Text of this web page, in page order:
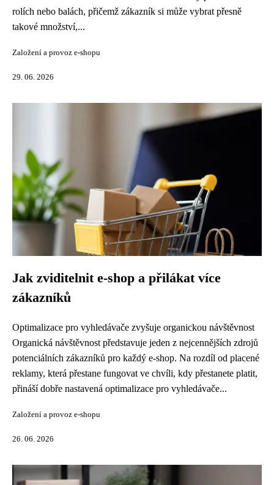
rolích nebo balách, přičemž zákazník si může vybrat přesně
takové množství,...
Založení a provoz e-shopu
29. 06. 2026
Jak zviditelnit e-shop a přilákat více
zákazníků
Optimalizace pro vyhledávače zvyšuje organickou návštěvnost
Organická návštěvnost představuje jeden z nejcennějších zdrojů
potenciálních zákazníků pro každý e-shop. Na rozdíl od placené
reklamy, která přestane fungovat ve chvíli, kdy přestanete platit,
přináší dobře nastavená optimalizace pro vyhledávače...
Založení a provoz e-shopu
26. 06. 2026